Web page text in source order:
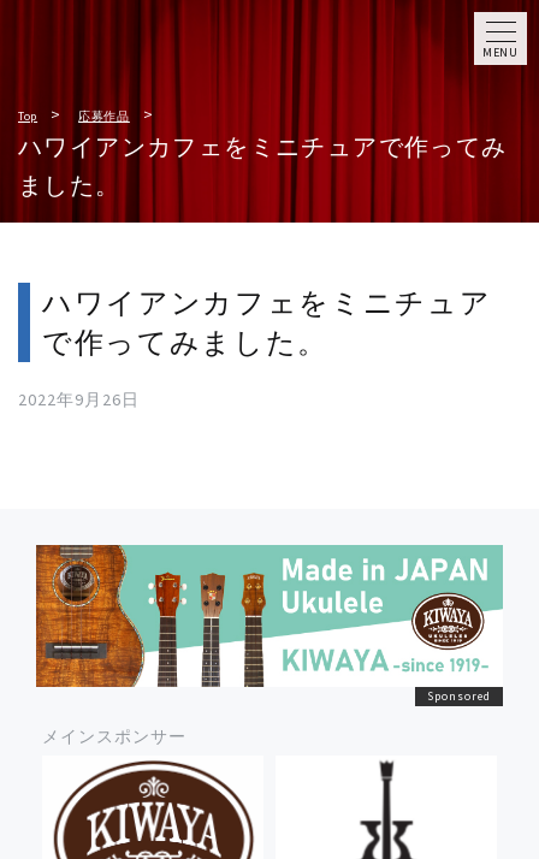
MENU
Top 応募作品
ハワイアンカフェをミニチュアで作ってみ
ました。
ハワイアンカフェをミニチュア
で作ってみました。
2022年9月26日
メインスポンサー